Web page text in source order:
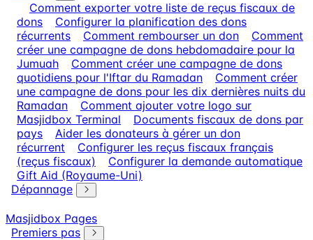
Comment exporter votre liste de reçus fiscaux de
dons
Configurer la planification des dons
récurrents
Comment rembourser un don
Comment
créer une campagne de dons hebdomadaire pour la
Jumuah
Comment créer une campagne de dons
quotidiens pour l'Iftar du Ramadan
Comment créer
une campagne de dons pour les dix dernières nuits du
Ramadan
Comment ajouter votre logo sur
Masjidbox Terminal
Documents fiscaux de dons par
pays
Aider les donateurs à gérer un don
récurrent
Configurer les reçus fiscaux français
(reçus fiscaux)
Configurer la demande automatique
Gift Aid (Royaume-Uni)
Dépannage
Masjidbox Pages
Premiers pas